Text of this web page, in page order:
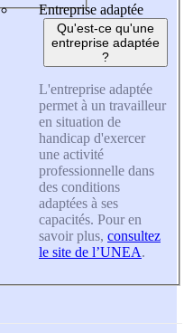
Entreprise adaptée
Qu'est-ce qu'une
entreprise adaptée
?
L'entreprise adaptée
permet à un travailleur
en situation de
handicap d'exercer
une activité
professionnelle dans
des conditions
adaptées à ses
capacités. Pour en
savoir plus, consultez
le site de l’UNEA.